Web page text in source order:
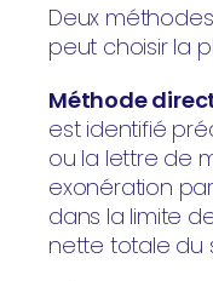
Deux
peut choisir la
Méthode
est identifié
ou la lettre de
exonération
dans la limite
nette totale du